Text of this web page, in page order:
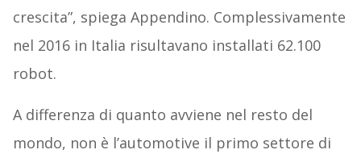
crescita”, spiega Appendino. Complessivamente
nel 2016 in Italia risultavano installati 62.100
robot.
A differenza di quanto avviene nel resto del
mondo, non è l’automotive il primo settore di